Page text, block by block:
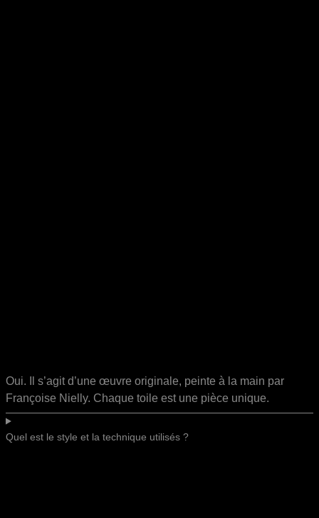
Oui. Il s’agit d’une œuvre originale, peinte à la main par
Françoise Nielly. Chaque toile est une pièce unique.
Quel est le style et la technique utilisés ?